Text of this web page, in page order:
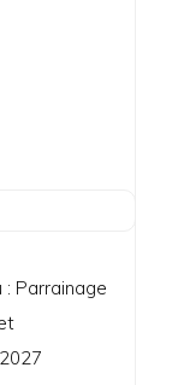
Parrainage